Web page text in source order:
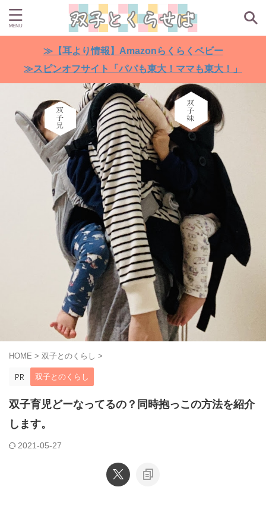
≫【耳より情報】Amazonらくらくベビー
≫スピンオフサイト「パパも東大！ママも東大！」
HOME > 双子とのくらし >
双子とのくらし
双子育児どーなってるの？同時抱っこの方法を紹介
します。
2021-05-27